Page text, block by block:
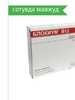
сотувда мавжуд